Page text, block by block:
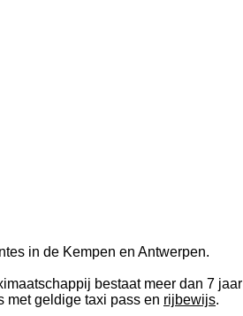
in de Kempen en Antwerpen.
bestaat meer dan 7 jaar
met geldige taxi pass en rijbewijs.